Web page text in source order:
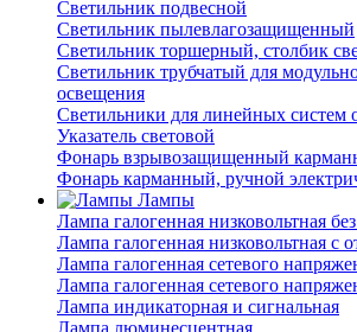
Светильник подвесной
Светильник пылевлагозащищенный
Светильник торшерный, столбик
Светильник трубчатый для
освещения
Светильники для линейных систем
Указатель световой
Фонарь взрывозащищенный
Фонарь карманный, ручной
Лампы
Лампа галогенная низковольтная
Лампа галогенная низковольтная с
Лампа галогенная сетевого
Лампа галогенная сетевого
Лампа индикаторная и сигнальная
Лампа люминесцентная